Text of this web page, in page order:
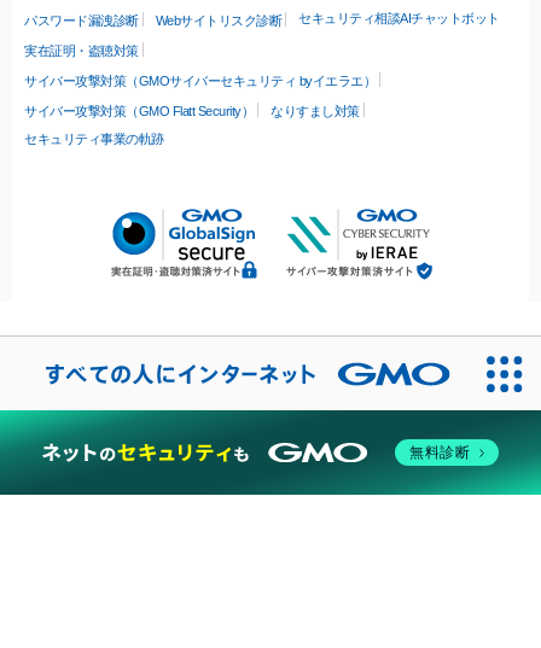
パスワード漏洩診断 Webサイトリスク診断 セキュリティ相談AIチャットボット
実在証明・盗聴対策
サイバー攻撃対策（GMOサイバーセキュリティ byイエラエ）
サイバー攻撃対策（GMO Flatt Security）
なりすまし対策
セキュリティ事業の軌跡
無料診断